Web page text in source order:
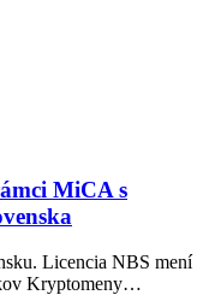
MiCA s
Licencia NBS mení
Kryptomeny…